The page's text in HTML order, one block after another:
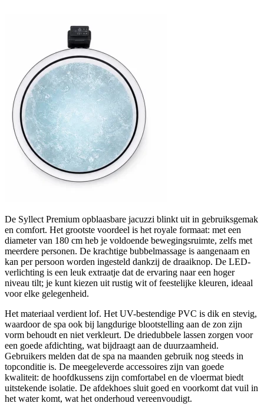
De Syllect Premium opblaasbare jacuzzi blinkt uit in gebruiksgemak
en comfort. Het grootste voordeel is het royale formaat: met een
diameter van 180 cm heb je voldoende bewegingsruimte, zelfs met
meerdere personen. De krachtige bubbelmassage is aangenaam en
kan per persoon worden ingesteld dankzij de draaiknop. De LED-
verlichting is een leuk extraatje dat de ervaring naar een hoger
niveau tilt; je kunt kiezen uit rustig wit of feestelijke kleuren, ideaal
voor elke gelegenheid.
Het materiaal verdient lof. Het UV-bestendige PVC is dik en stevig,
waardoor de spa ook bij langdurige blootstelling aan de zon zijn
vorm behoudt en niet verkleurt. De driedubbele lassen zorgen voor
een goede afdichting, wat bijdraagt aan de duurzaamheid.
Gebruikers melden dat de spa na maanden gebruik nog steeds in
topconditie is. De meegeleverde accessoires zijn van goede
kwaliteit: de hoofdkussens zijn comfortabel en de vloermat biedt
uitstekende isolatie. De afdekhoes sluit goed en voorkomt dat vuil in
het water komt, wat het onderhoud vereenvoudigt.